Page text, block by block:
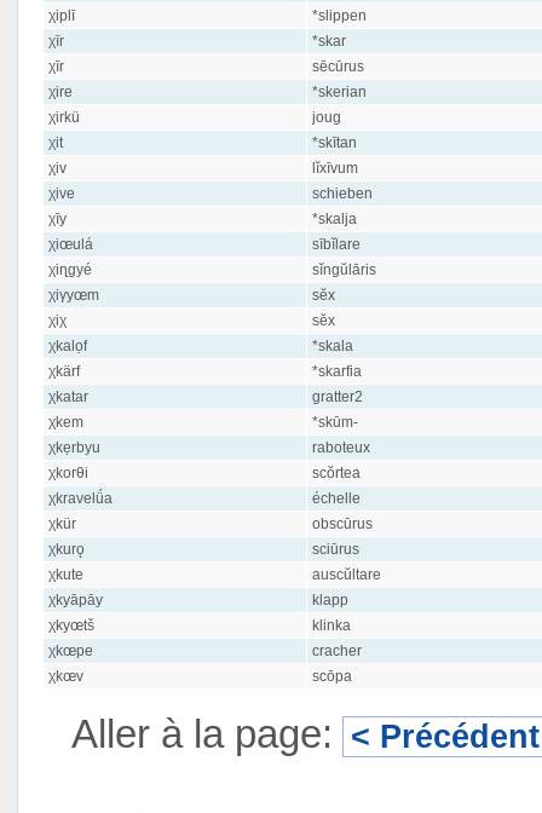
χiplī
*slippen
χīr
*skar
χīr
sēcūrus
χire
*skerian
χirkü
joug
χit
*skītan
χiv
lĭxīvum
χive
schieben
χīy
*skalja
χiœulá
sībĭlare
χiɳgyé
sĭngŭlāris
χiγyœm
sĕx
χiχ
sĕx
χkalọf
*skala
χkärf
*skarfia
χkatar
gratter2
χkem
*skūm-
χkẹrbyu
raboteux
χkorθi
scŏrtea
χkravelǘa
échelle
χkür
obscūrus
χkurǫ
sciūrus
χkute
auscŭltare
χkyāpāy
klapp
χkyœtš
klinka
χkœpe
cracher
χkœv
scōpa
Aller à la page: < Précédent